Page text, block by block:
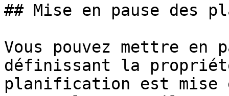
## Mise en pause des
Vous pouvez mettre
définissant la
planification est mise